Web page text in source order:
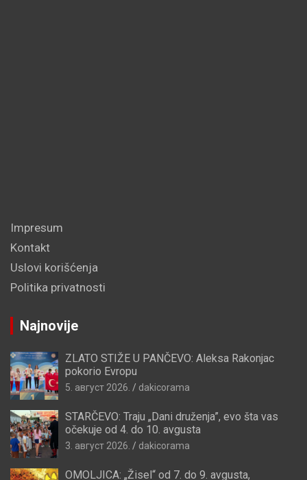
Impresum
Kontakt
Uslovi korišćenja
Politika privatnosti
Najnovije
ZLATO STIŽE U PANČEVO: Aleksa Rakonjac
pokorio Evropu
5. август 2026. dakicorama
STARČEVO: Traju „Dani druženja”, evo šta vas
očekuje od 4. do 10. avgusta
3. август 2026. dakicorama
OMOLJICA: „Žisel“ od 7. do 9. avgusta,